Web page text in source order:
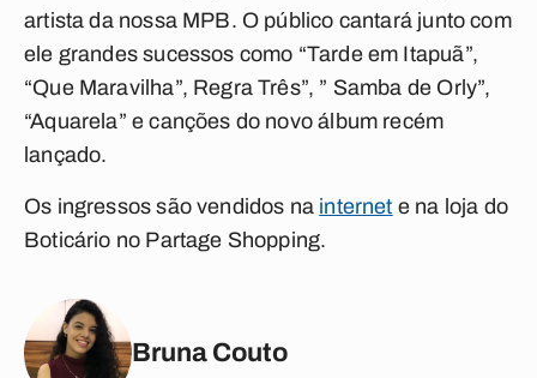
artista da nossa MPB. O público cantará junto com
ele grandes sucessos como “Tarde em Itapuã”,
“Que Maravilha”, Regra Três”, ” Samba de Orly”,
“Aquarela” e canções do novo álbum recém
lançado.
Os ingressos são vendidos na internet e na loja do
Boticário no Partage Shopping.
Bruna Couto